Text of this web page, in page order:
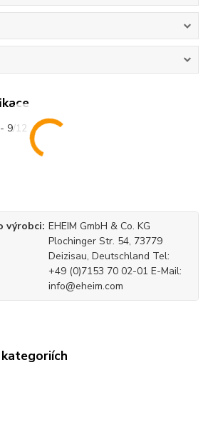
9/12
výrobci EHEIM GmbH & Co. KG
Plochinger Str. 54, 73779
Deizisau, Deutschland Tel:
+49 (0)7153 70 02-01 E-Mail:
info@eheim.com